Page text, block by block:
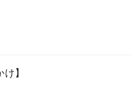
】